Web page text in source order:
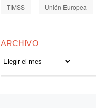
TIMSS Unión Europea
ARCHIVO
Archivo